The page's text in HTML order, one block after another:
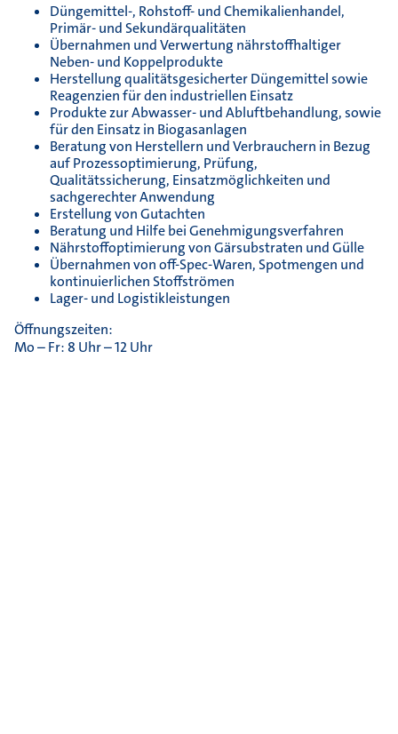
Düngemittel-, Rohstoff- und Chemikalienhandel,
Primär- und Sekundärqualitäten
Übernahmen und Verwertung nährstoffhaltiger
Neben- und Koppelprodukte
Herstellung qualitätsgesicherter Düngemittel sowie
Reagenzien für den industriellen Einsatz
Produkte zur Abwasser- und Abluftbehandlung, sowie
für den Einsatz in Biogasanlagen
Beratung von Herstellern und Verbrauchern in Bezug
auf Prozessoptimierung, Prüfung,
Qualitätssicherung, Einsatzmöglichkeiten und
sachgerechter Anwendung
Erstellung von Gutachten
Beratung und Hilfe bei Genehmigungsverfahren
Nährstoffoptimierung von Gärsubstraten und Gülle
Übernahmen von off-Spec-Waren, Spotmengen und
kontinuierlichen Stoffströmen
Lager- und Logistikleistungen
Öffnungszeiten:
Mo – Fr: 8 Uhr – 12 Uhr